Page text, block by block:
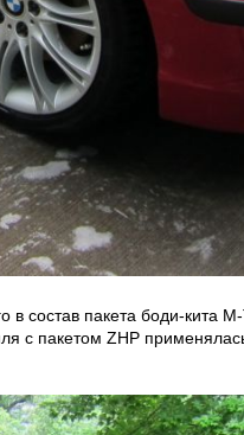
состав пакета боди-кита
с пакетом ZHP